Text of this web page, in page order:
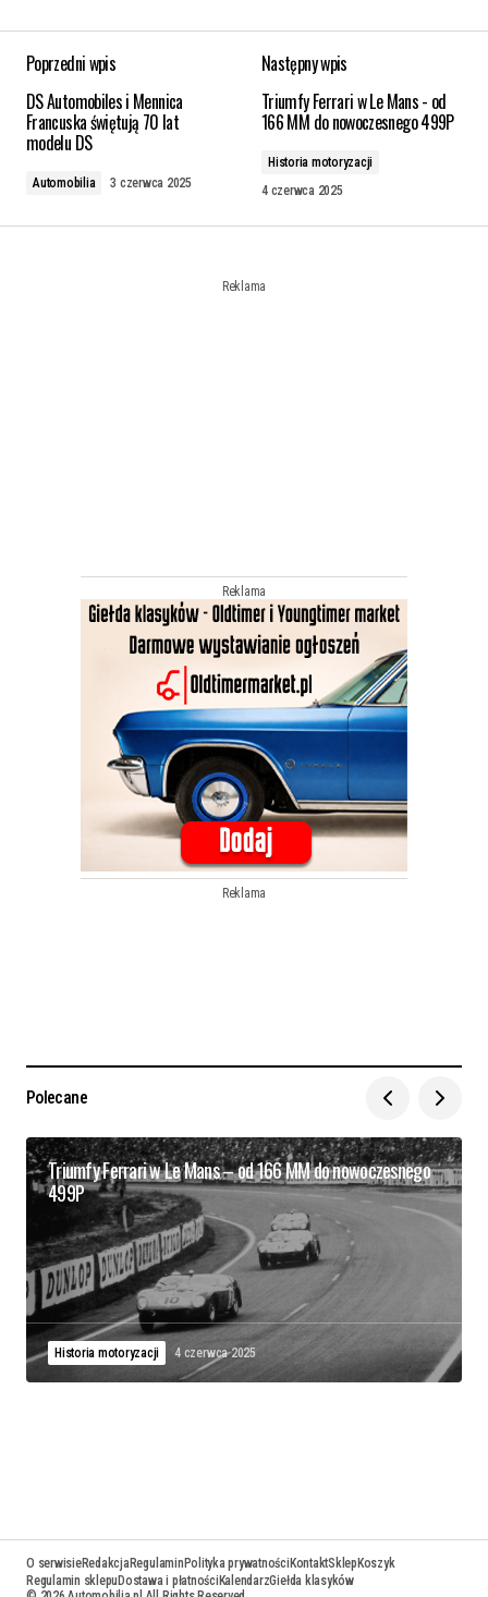
Poprzedni wpis
DS Automobiles i Mennica
Francuska świętują 70 lat
modelu DS
Automobilia 3 czerwca 2025
Następny wpis
Triumfy Ferrari w Le Mans - od
166 MM do nowoczesnego 499P
Historia motoryzacji
4 czerwca 2025
Reklama
Reklama
Reklama
Polecane
Triumfy Ferrari w Le Mans – od 166 MM do nowoczesnego
499P
Historia motoryzacji 4 czerwca 2025
O serwisieRedakcjaRegulamin Polityka prywatności KontaktSklep Koszyk
Regulamin sklepu Dostawa i płatności KalendarzGiełda klasyków